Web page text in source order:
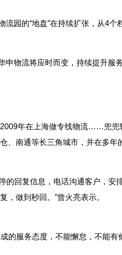
流园的“地盘”在持续扩张，从4个
申物流将应时而变，持续提升服
2009年在上海做专线物流……兜兜
、南通等长三角城市，并在多年
的回复信息，电话沟通客户，安
，做到秒回。”曾火亮表示。
的服务态度，不能懈怠，不能